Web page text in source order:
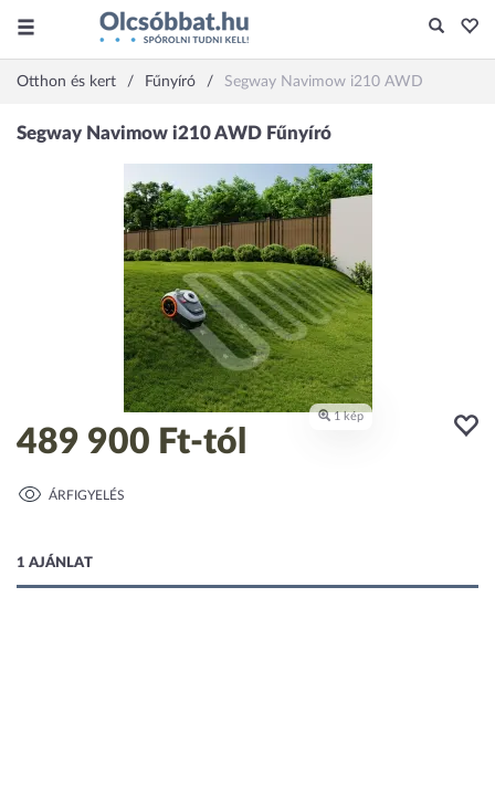
Otthon és kert Fűnyíró Segway Navimow i210 AWD
489 900 Ft-tól
ÁRFIGYELÉS
1 AJÁNLAT